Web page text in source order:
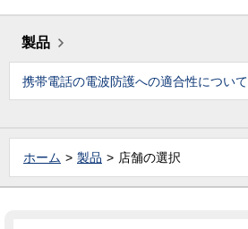
製品
携帯電話の電波防護への適合性について
ホーム 製品 店舗の選択